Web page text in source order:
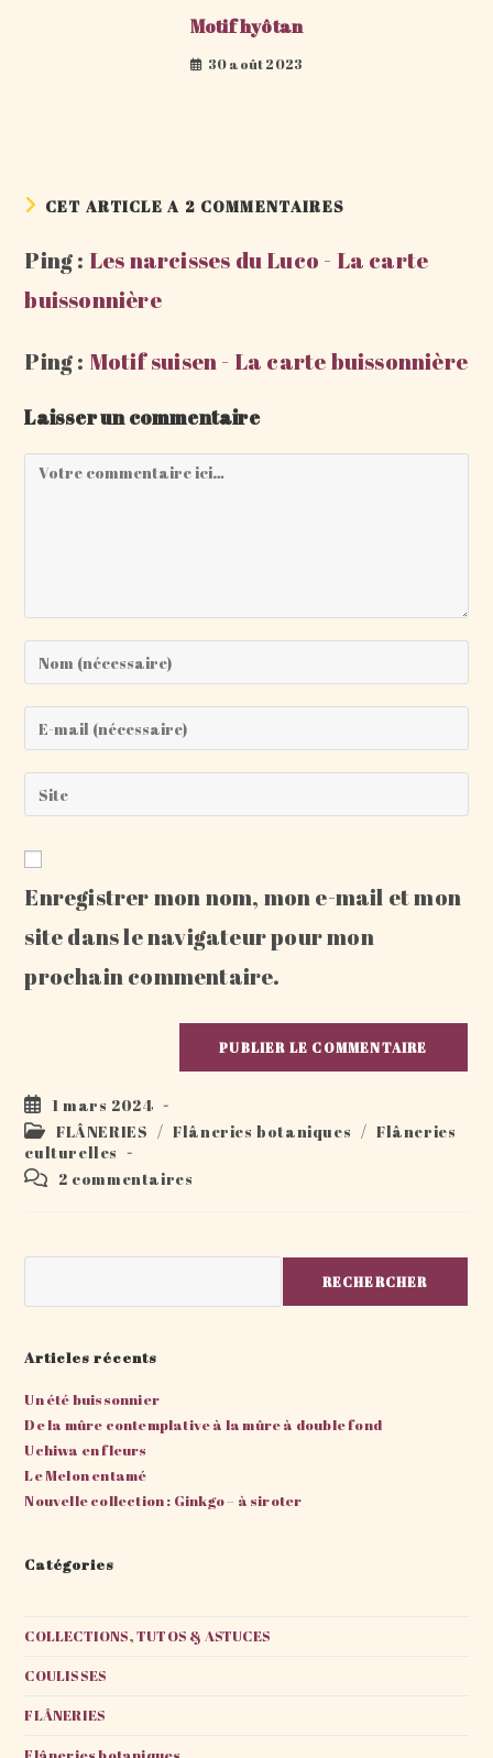
Motif hyôtan
30 août 2023
CET ARTICLE A 2 COMMENTAIRES
Ping : Les narcisses du Luco - La carte
buissonnière
Ping : Motif suisen - La carte buissonnière
Laisser un commentaire
Comment
your
name
or
to
comment
Enter
your
email
address
comment
Saisir
l’URL
votre
site
Enregistrer mon nom, mon e-mail et mon
site dans le navigateur pour mon
prochain commentaire.
Publication
publiée :
1 mars 2024
Post
category:
FLÂNERIES / Flâneries botaniques / Flâneries
culturelles
Commentaires
2 commentaires
RECHERCHER
Articles récents
Un été buissonnier
De la mûre contemplative à la mûre à double fond
Uchiwa en fleurs
Le Melon entamé
Nouvelle collection : Ginkgo – à siroter
Catégories
COLLECTIONS, TUTOS & ASTUCES
COULISSES
FLÂNERIES